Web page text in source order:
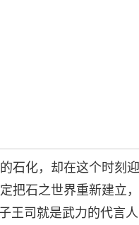
石化，却在这个时刻
把石之世界重新建立
王司就是武力的代言